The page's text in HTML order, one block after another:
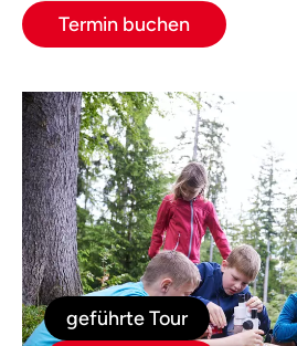
Termin buchen
geführte Tour